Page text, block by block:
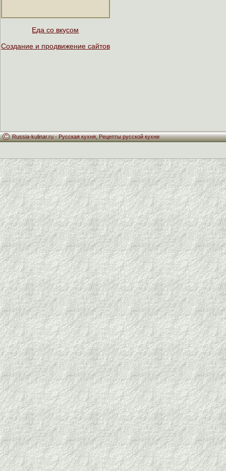
Еда со вкусом
Создание и продвижение сайтов
Russia-kulinar.ru -Русская кухня,Рецепты русской кухни